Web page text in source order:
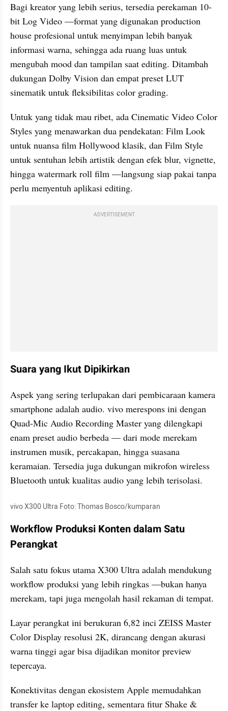
Bagi kreator yang lebih serius, tersedia perekaman 10-
bit Log Video —format yang digunakan production
house profesional untuk menyimpan lebih banyak
informasi warna, sehingga ada ruang luas untuk
mengubah mood dan tampilan saat editing. Ditambah
dukungan Dolby Vision dan empat preset LUT
sinematik untuk fleksibilitas color grading.
Untuk yang tidak mau ribet, ada Cinematic Video Color
Styles yang menawarkan dua pendekatan: Film Look
untuk nuansa film Hollywood klasik, dan Film Style
untuk sentuhan lebih artistik dengan efek blur, vignette,
hingga watermark roll film —langsung siap pakai tanpa
perlu menyentuh aplikasi editing.
ADVERTISEMENT
Suara yang Ikut Dipikirkan
Aspek yang sering terlupakan dari pembicaraan kamera
smartphone adalah audio. vivo merespons ini dengan
Quad-Mic Audio Recording Master yang dilengkapi
enam preset audio berbeda — dari mode merekam
instrumen musik, percakapan, hingga suasana
keramaian. Tersedia juga dukungan mikrofon wireless
Bluetooth untuk kualitas audio yang lebih terisolasi.
vivo X300 Ultra Foto: Thomas Bosco/kumparan
Workflow Produksi Konten dalam Satu
Perangkat
Salah satu fokus utama X300 Ultra adalah mendukung
workflow produksi yang lebih ringkas —bukan hanya
merekam, tapi juga mengolah hasil rekaman di tempat.
Layar perangkat ini berukuran 6,82 inci ZEISS Master
Color Display resolusi 2K, dirancang dengan akurasi
warna tinggi agar bisa dijadikan monitor preview
tepercaya.
Konektivitas dengan ekosistem Apple memudahkan
transfer ke laptop editing, sementara fitur Shake &